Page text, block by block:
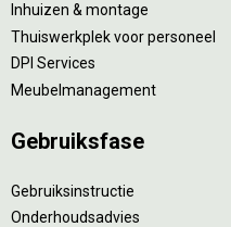
Inhuizen & montage
Thuiswerkplek voor personeel
DPI Services
Meubelmanagement
Gebruiksfase
Gebruiksinstructie
Onderhoudsadvies